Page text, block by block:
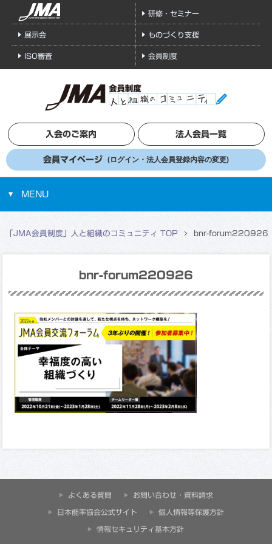
研修・セミナー
展示会 ものづくり支援
ISO審査 会員制度
入会のご案内 法人会員一覧
会員マイページ (ログイン・法人会員登録内容の変更)
MENU
「JMA会員制度」人と組織のコミュニティ TOP bnr-forum220926
bnr-forum220926
よくある質問 お問い合わせ・資料請求
⽇本能率協会公式サイト 個人情報等保護方針
情報セキュリティ基本方針